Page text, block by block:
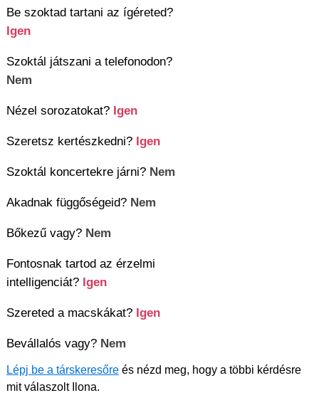
Be szoktad tartani az ígéreted?
Igen
Szoktál játszani a telefonodon?
Nem
Nézel sorozatokat? Igen
Szeretsz kertészkedni? Igen
Szoktál koncertekre járni? Nem
Akadnak függőségeid? Nem
Bőkezű vagy? Nem
Fontosnak tartod az érzelmi
intelligenciát? Igen
Szereted a macskákat? Igen
Bevállalós vagy? Nem
Lépj be a társkeresőre és nézd meg, hogy a többi kérdésre
mit válaszolt Ilona.